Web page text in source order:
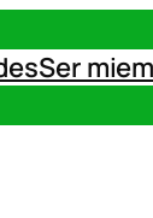
Ser